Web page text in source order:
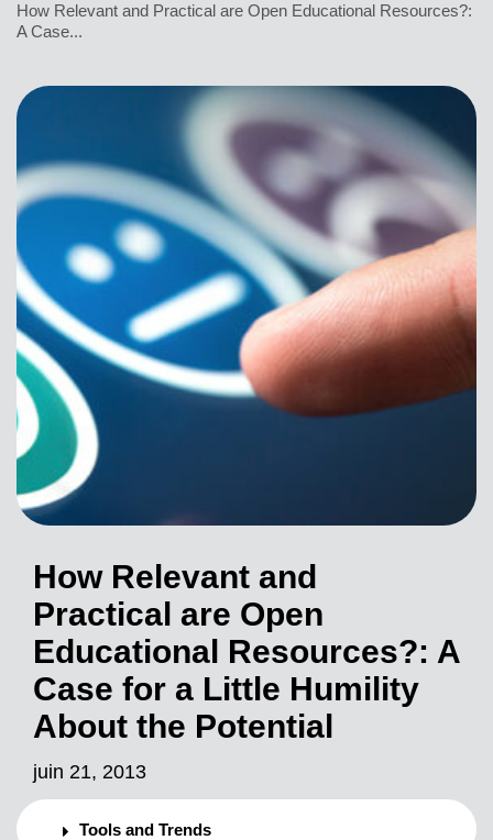
How Relevant and Practical are Open Educational Resources?:
A Case...
How Relevant and
Practical are Open
Educational Resources?: A
Case for a Little Humility
About the Potential
juin 21, 2013
Tools and Trends